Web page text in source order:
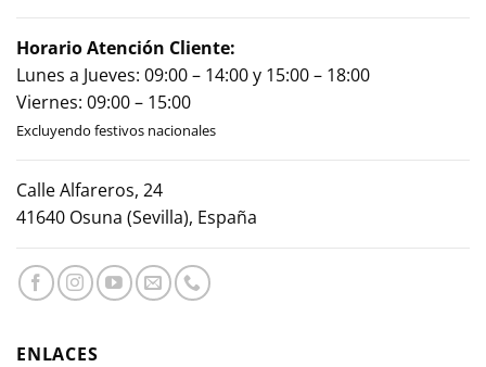
Horario Atención Cliente:
Lunes a Jueves: 09:00 – 14:00 y 15:00 – 18:00
Viernes: 09:00 – 15:00
Excluyendo festivos nacionales
Calle Alfareros, 24
41640 Osuna (Sevilla), España
ENLACES